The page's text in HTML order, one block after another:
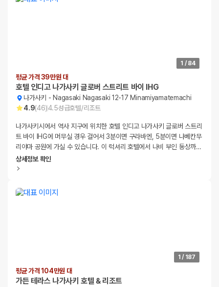
1 / 84
평균 가격 39만원 대
호텔 인디고 나가사키 글로버 스트리트 바이 IHG
나가사키 - Nagasaki Nagasaki 12-17 Minamiyamatemachi
4.9(46)4.5성급호텔/리조트
나가사키시에서 역사 지구에 위치한 호텔 인디고 나가사키 글로버 스트리
트 바이 IHG에 머무실 경우 걸어서 3분이면 구라바엔, 5분이면 나베칸무
리야마 공원에 가실 수 있습니다. 이 럭셔리 호텔에서 나비 부인 동상까…
상세정보 확인
1 / 187
평균 가격 104만원 대
가든 테라스 나가사키 호텔 & 리조트